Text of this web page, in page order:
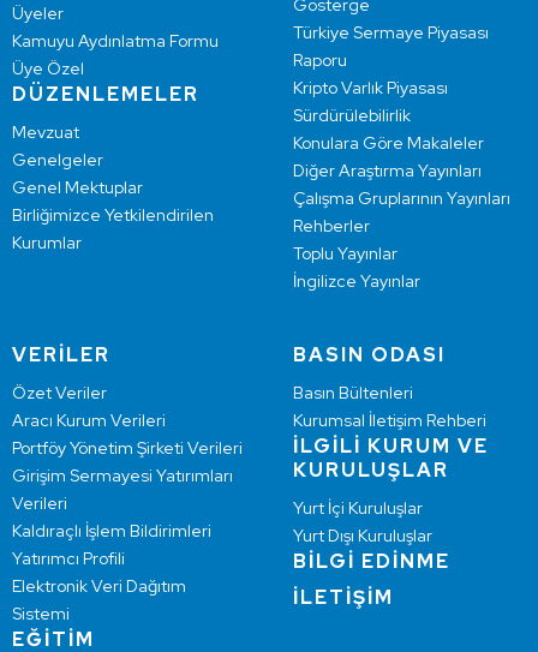
Üyeler
Kamuyu Aydınlatma Formu
Üye Özel
DÜZENLEMELER
Mevzuat
Genelgeler
Genel Mektuplar
Birliğimizce Yetkilendirilen
Kurumlar
Gösterge
Türkiye Sermaye Piyasası
Raporu
Kripto Varlık Piyasası
Sürdürülebilirlik
Konulara Göre Makaleler
Diğer Araştırma Yayınları
Çalışma Gruplarının Yayınları
Rehberler
Toplu Yayınlar
İngilizce Yayınlar
VERİLER
Özet Veriler
Aracı Kurum Verileri
Portföy Yönetim Şirketi Verileri
Girişim Sermayesi Yatırımları
Verileri
Kaldıraçlı İşlem Bildirimleri
Yatırımcı Profili
Elektronik Veri Dağıtım
Sistemi
EĞİTİM
BASIN ODASI
Basın Bültenleri
Kurumsal İletişim Rehberi
İLGİLİ KURUM VE
KURULUŞLAR
Yurt İçi Kuruluşlar
Yurt Dışı Kuruluşlar
BİLGİ EDİNME
İLETİŞİM